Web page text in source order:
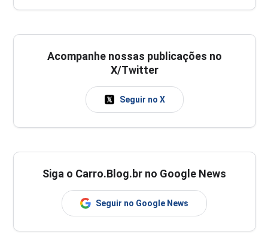
Acompanhe nossas publicações no
X/Twitter
Seguir no X
Siga o Carro.Blog.br no Google News
Seguir no Google News